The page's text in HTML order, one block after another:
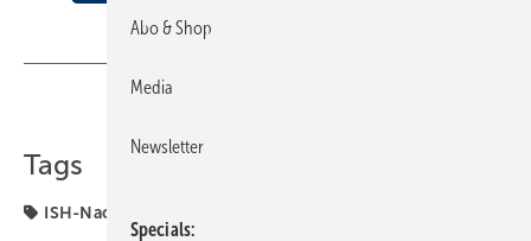
Tags
ISH-Nachlese
Abo & Shop
Media
Newsletter
Specials